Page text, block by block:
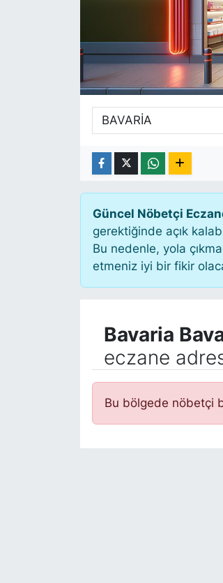
Güncel Nöbetçi
gerektiğinde açık
Bu nedenle, yola
etmeniz iyi bir fikir
Bavaria
eczane
Bu bölgede nöbetçi
SAĞLIK